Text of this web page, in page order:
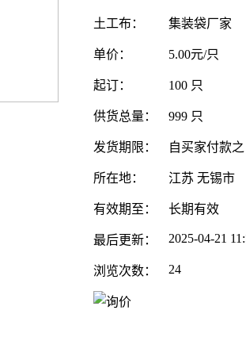
土工布： 集装袋厂家
单价： 5.00元/只
起订： 100 只
供货总量： 999 只
发货期限： 自买家付款
所在地： 江苏 无锡市
有效期至： 长期有效
最后更新： 2025-04-21
浏览次数： 24